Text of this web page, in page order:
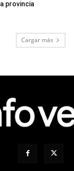
la provincia
Cargar más